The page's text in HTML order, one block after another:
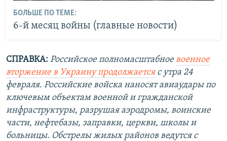
БОЛЬШЕ ПО ТЕМЕ:
6-й месяц войны (главные новости)
СПРАВКА: Российское полномасштабноевоенное
вторжение в Украину продолжаетсяс утра 24
февраля. Российские войска наносят авиаудары по
ключевым объектам военной и гражданской
инфраструктуры, разрушая аэродромы, воинские
части, нефтебазы, заправки, церкви, школы и
больницы. Обстрелы жилых районов ведутся с